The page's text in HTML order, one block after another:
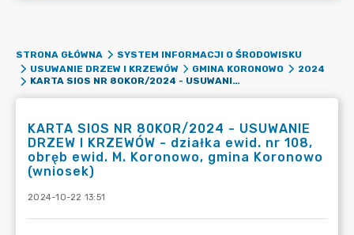
STRONA GŁÓWNA
SYSTEM INFORMACJI O ŚRODOWISKU
USUWANIE DRZEW I KRZEWÓW
GMINA KORONOWO
2024
KARTA SIOS NR 80KOR/2024 - USUWANIE DRZEW I KRZEWÓW - DZIAŁKA EWID. NR 108, OBRĘB EWID. M. KORONOWO, GMINA KORONOWO (WNIOSEK)
KARTA SIOS NR 80KOR/2024 - USUWANIE
DRZEW I KRZEWÓW - działka ewid. nr 108,
obręb ewid. M. Koronowo, gmina Koronowo
(wniosek)
2024-10-22 13:51